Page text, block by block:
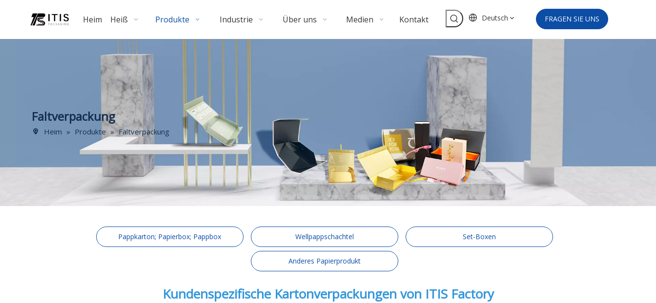
Heim Heiß Produkte Industrie Über uns Medien Kontakt Deutsch FRAGEN SIE UNS
Faltverpackung
Heim » Produkte » Faltverpackung
Pappkarton; Papierbox; Pappbox Wellpappschachtel Set-Boxen
Anderes Papierprodukt
Kundenspezifische Kartonverpackungen von ITIS Factory